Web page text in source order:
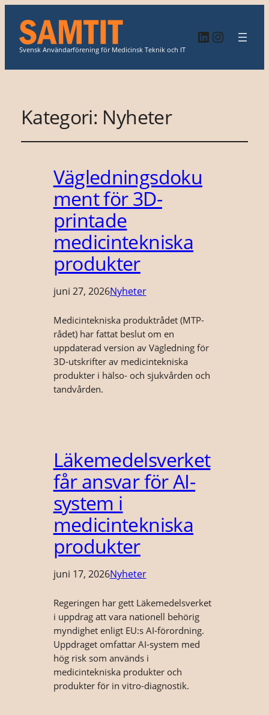
Svensk Användarförening för Medicinsk Teknik och IT
LinkedIn
Kategori: Nyheter
Vägledningsdoku
ment för 3D-
printade
medicintekniska
produkter
juni 27, 2026Nyheter
Medicintekniska produktrådet (MTP-
rådet) har fattat beslut om en
uppdaterad version av Vägledning för
3D-utskrifter av medicintekniska
produkter i hälso- och sjukvården och
tandvården.
Läkemedelsverket
får ansvar för AI-
system i
medicintekniska
produkter
juni 17, 2026Nyheter
Regeringen har gett Läkemedelsverket
i uppdrag att vara nationell behörig
myndighet enligt EU:s AI-‍förordning.
Uppdraget omfattar AI-‍system med
hög risk som används i
medicintekniska produkter och
produkter för in vitro-diagnostik.